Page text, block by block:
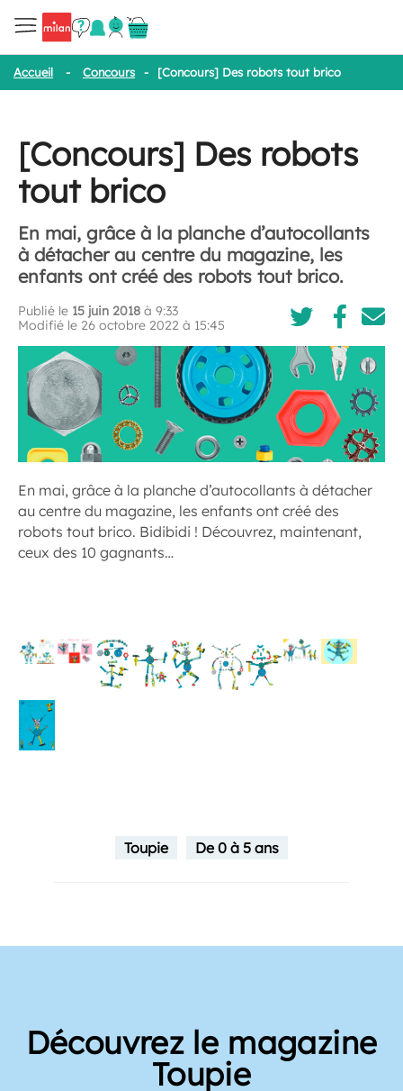
Accueil - Concours - [Concours] Des robots tout brico
[Concours] Des robots
tout brico
En mai, grâce à la planche d’autocollants
à détacher au centre du magazine, les
enfants ont créé des robots tout brico.
Publié le 15 juin 2018 à 9:33
Modifié le 26 octobre 2022 à 15:45
En mai, grâce à la planche d’autocollants à détacher
au centre du magazine, les enfants ont créé des
robots tout brico. Bidibidi ! Découvrez, maintenant,
ceux des 10 gagnants…
Toupie De 0 à 5 ans
Découvrez le magazine
Toupie